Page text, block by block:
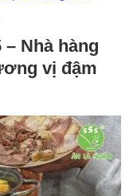
Nhà hàng
vị đậm